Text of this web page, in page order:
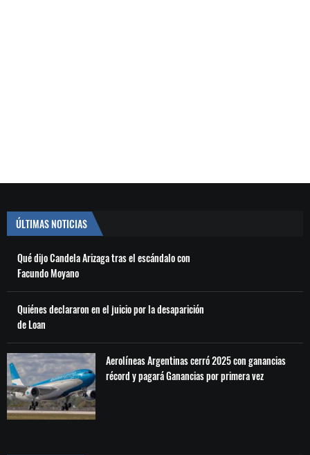
ÚLTIMAS NOTICIAS
Qué dijo Candela Arizaga tras el escándalo con
Facundo Moyano
Quiénes declararon en el juicio por la desaparición
de Loan
Aerolíneas Argentinas cerró 2025 con ganancias
récord y pagará Ganancias por primera vez